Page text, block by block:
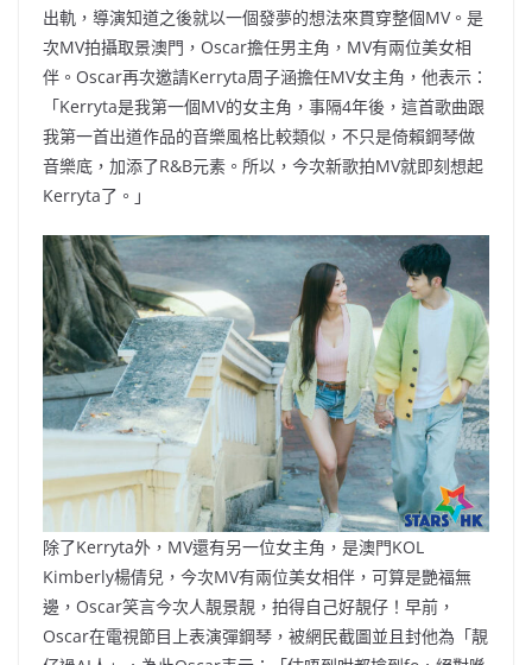
出軌，導演知道之後就以一個發夢的想法來貫穿整個MV。是
次MV拍攝取景澳門，Oscar擔任男主角，MV有兩位美女相
伴。Oscar再次邀請Kerryta周子涵擔任MV女主角，他表示：
「Kerryta是我第一個MV的女主角，事隔4年後，這首歌曲跟
我第一首出道作品的音樂風格比較類似，不只是倚賴鋼琴做
音樂底，加添了R&B元素。所以，今次新歌拍MV就即刻想起
Kerryta了。」
除了Kerryta外，MV還有另一位女主角，是澳門KOL
Kimberly楊倩兒，今次MV有兩位美女相伴，可算是艷福無
邊，Oscar笑言今次人靚景靚，拍得自己好靚仔！早前，
Oscar在電視節目上表演彈鋼琴，被網民截圖並且封他為「靚